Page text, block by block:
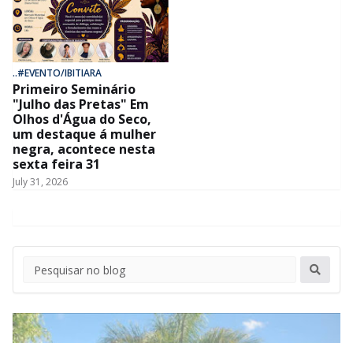
..#EVENTO/IBITIARA
Primeiro Seminário
"Julho das Pretas" Em
Olhos d'Água do Seco,
um destaque á mulher
negra, acontece nesta
sexta feira 31
July 31, 2026